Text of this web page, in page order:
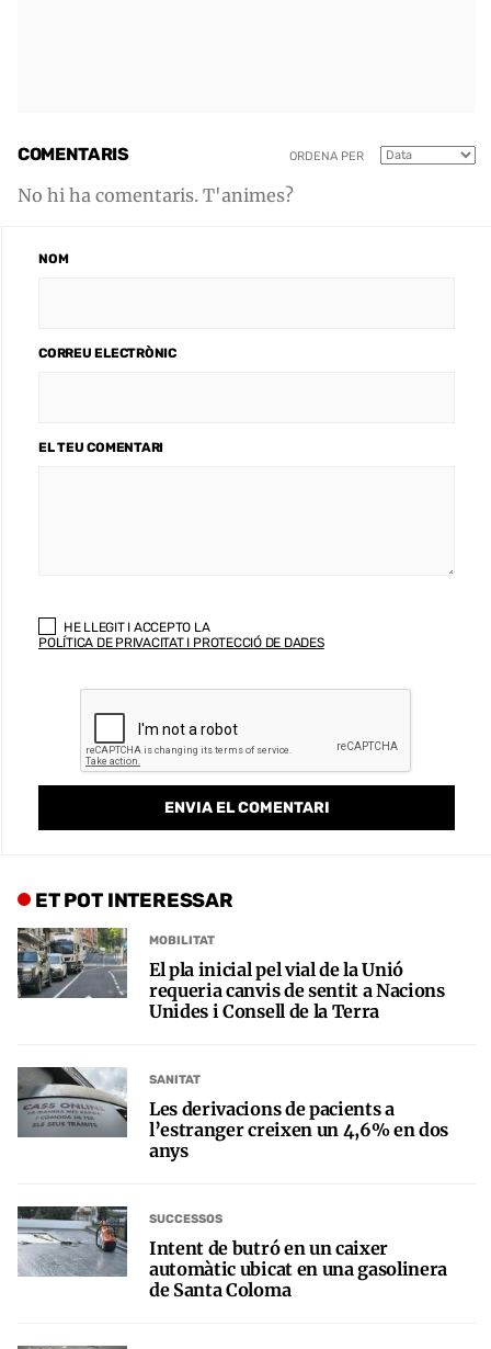
COMENTARIS ORDENA PER
No hi ha comentaris. T'animes?
NOM
CORREU ELECTRÒNIC
EL TEU COMENTARI
HE LLEGIT I ACCEPTO LA
POLÍTICA DE PRIVACITAT I PROTECCIÓ DE DADES
ET POT INTERESSAR
MOBILITAT
El pla inicial pel vial de la Unió
requeria canvis de sentit a Nacions
Unides i Consell de la Terra
SANITAT
Les derivacions de pacients a
l’estranger creixen un 4,6% en dos
anys
SUCCESSOS
Intent de butró en un caixer
automàtic ubicat en una gasolinera
de Santa Coloma